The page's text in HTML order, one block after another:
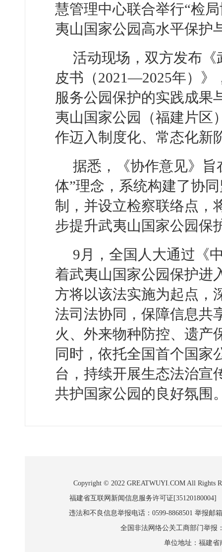
慧管理中心联合举行“检
夷山国家公园高水平保护
活动现场，双方发布
皮书（2021—2025年）》
服务公园保护的实践成果
夷山国家公园（福建片区
作迈入制度化、常态化新
据悉，《协作意见》
体”理念，系统构建了协
制，并设立检察联络点，
步提升武夷山国家公园保
9月，全国人大通过《
着武夷山国家公园保护进
方将以该法实施为起点，
法司法协同，保障信息共
火、外来物种防控、遗产
同时，依托全国首个国家
台，持续开展生态法治宣
共护国家公园的良好氛围
Copyright © 2022 GREATWUYI.COM All Rights
福建省互联网新闻信息服务许可证
违法和不良信息举报电话：0599-8868501 举报邮
全国非法网络公关工商部门举报
单位地址：福建省